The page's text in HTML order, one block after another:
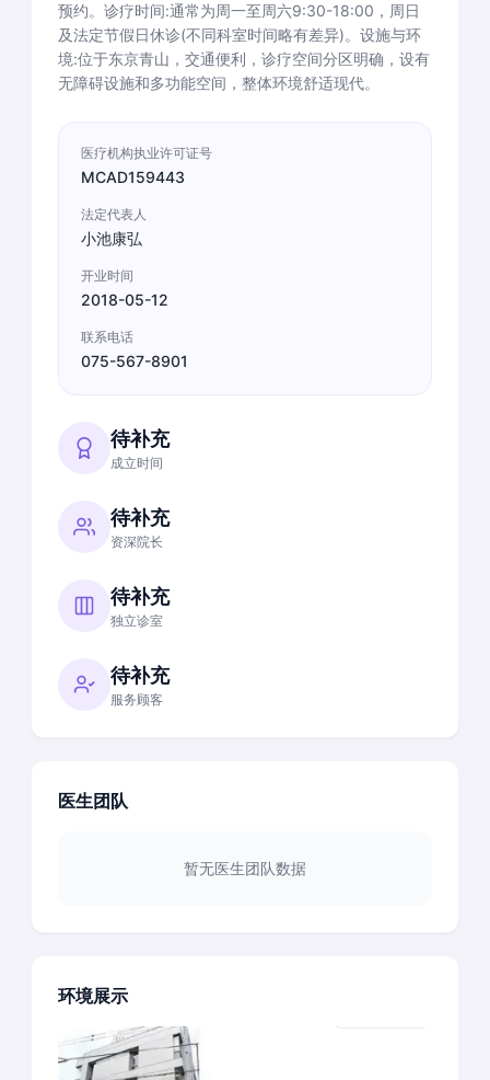
预约。诊疗时间:通常为周一至周六9:30-18:00，周日
及法定节假日休诊(不同科室时间略有差异)。设施与环
境:位于东京青山，交通便利，诊疗空间分区明确，设有
无障碍设施和多功能空间，整体环境舒适现代。
医疗机构执业许可证号
MCAD159443
法定代表人
小池康弘
开业时间
2018-05-12
联系电话
075-567-8901
待补充
成立时间
待补充
资深院长
待补充
独立诊室
待补充
服务顾客
医生团队
暂无医生团队数据
环境展示